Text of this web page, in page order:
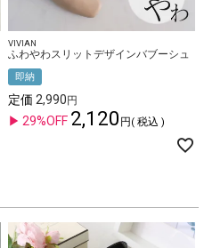
VIVIAN
ふわやわスリットデザインバブーシュ
即納
定価 2,990
29%OFF 2,120 税込